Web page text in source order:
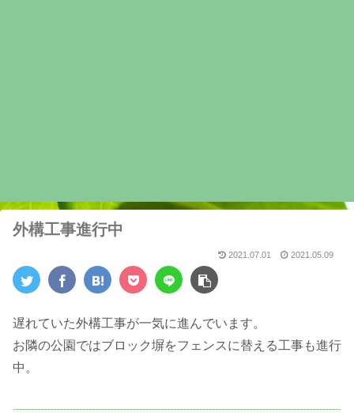
外構工事進行中
2021.07.01 2021.05.09
遅れていた外構工事が一気に進んでいます。
お隣の公園ではブロック塀をフェンスに替える工事も進行
中。